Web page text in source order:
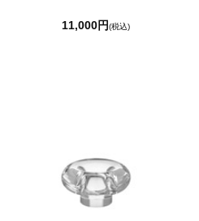
11,000円(税込)